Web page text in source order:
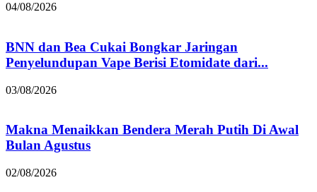
04/08/2026
BNN dan Bea Cukai Bongkar Jaringan
Penyelundupan Vape Berisi Etomidate dari...
03/08/2026
Makna Menaikkan Bendera Merah Putih Di Awal
Bulan Agustus
02/08/2026